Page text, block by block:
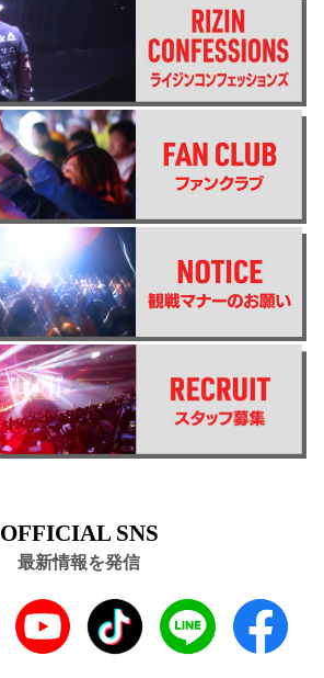
OFFICIAL SNS
最新情報を発信